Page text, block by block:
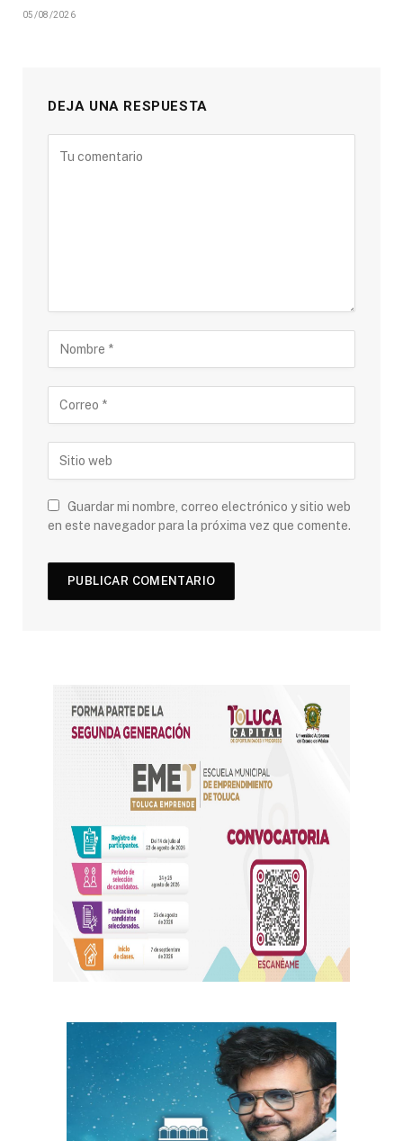
05/08/2026
DEJA UNA RESPUESTA
Guardar mi nombre, correo electrónico y sitio web
en este navegador para la próxima vez que comente.